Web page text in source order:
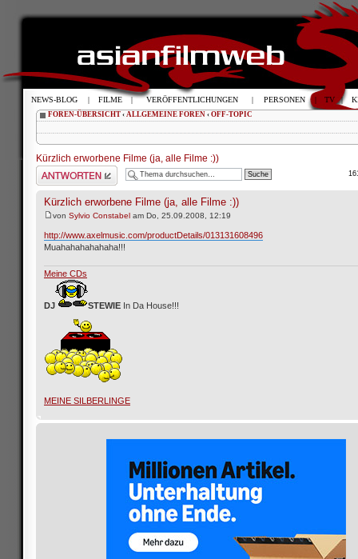
FOREN-ÜBERSICHT ‹ ALLGEMEINE FOREN ‹ OFF-TOPIC
Kürzlich erworbene Filme (ja, alle Filme :))
Antwort schreiben
Kürzlich erworbene Filme (ja, alle Filme :))
von Sylvio Constabel am Do, 25.09.2008, 12:19
http://www.axelmusic.com/productDetails/013131608496
Muahahahahahaha!!!
Meine CDs
DJ STEWIE In Da House!!!
MEINE SILBERLINGE
NEWS-BLOG | FILME | VERÖFFENTLICHUNGEN | PERSONEN | TV |